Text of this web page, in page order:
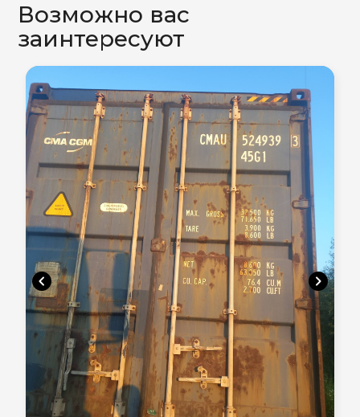
Возможно вас
заинтересуют
chevron_left chevron_right